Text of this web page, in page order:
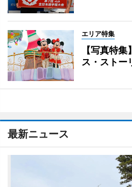
エリア特集
【写真特
ス・スト
最新ニュース